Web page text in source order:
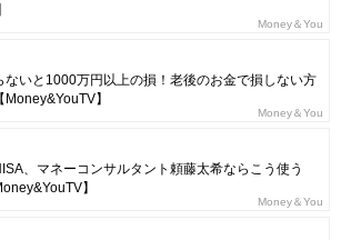
Money＆You
ないと1000万円以上の損！老後のお金で損しない方
Money&YouTV】
Money＆You
、マネーコンサルタント頼藤太希ならこう使う
】
Money＆You